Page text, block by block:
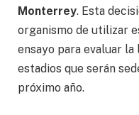
Monterrey. Esta
organismo de utilizar
ensayo para evaluar
estadios que serán
próximo año.